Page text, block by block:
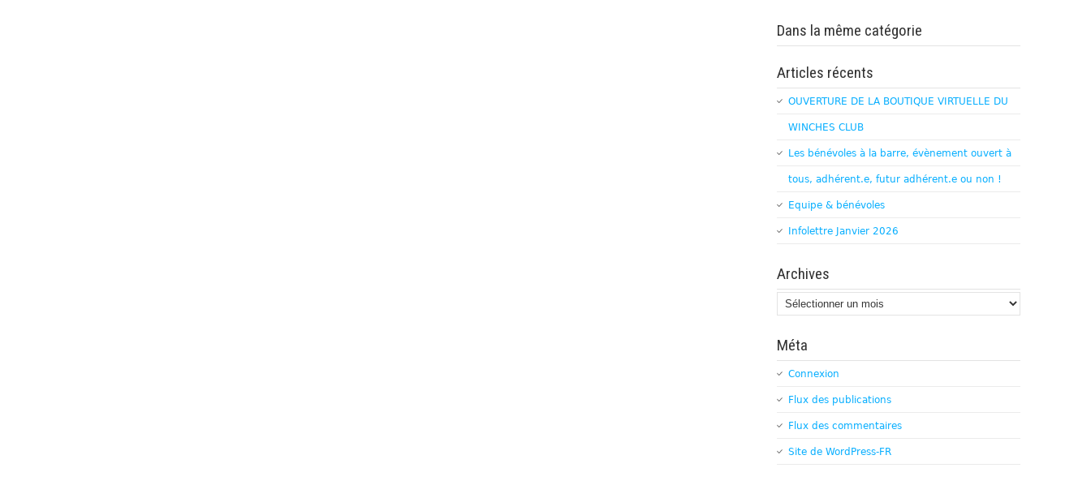
Dans la même catégorie
Articles récents
OUVERTURE DE LA BOUTIQUE VIRTUELLE DU
WINCHES CLUB
Les bénévoles à la barre, évènement ouvert à
tous, adhérent.e, futur adhérent.e ou non !
Equipe & bénévoles
Infolettre Janvier 2026
Archives
Archives
Méta
Connexion
Flux des publications
Flux des commentaires
Site de WordPress-FR